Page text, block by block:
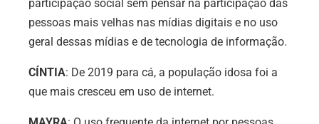
participação social sem pensar na participação das
pessoas mais velhas nas mídias digitais e no uso
geral dessas mídias e de tecnologia de informação.
CÍNTIA: De 2019 para cá, a população idosa foi a
que mais cresceu em uso de internet.